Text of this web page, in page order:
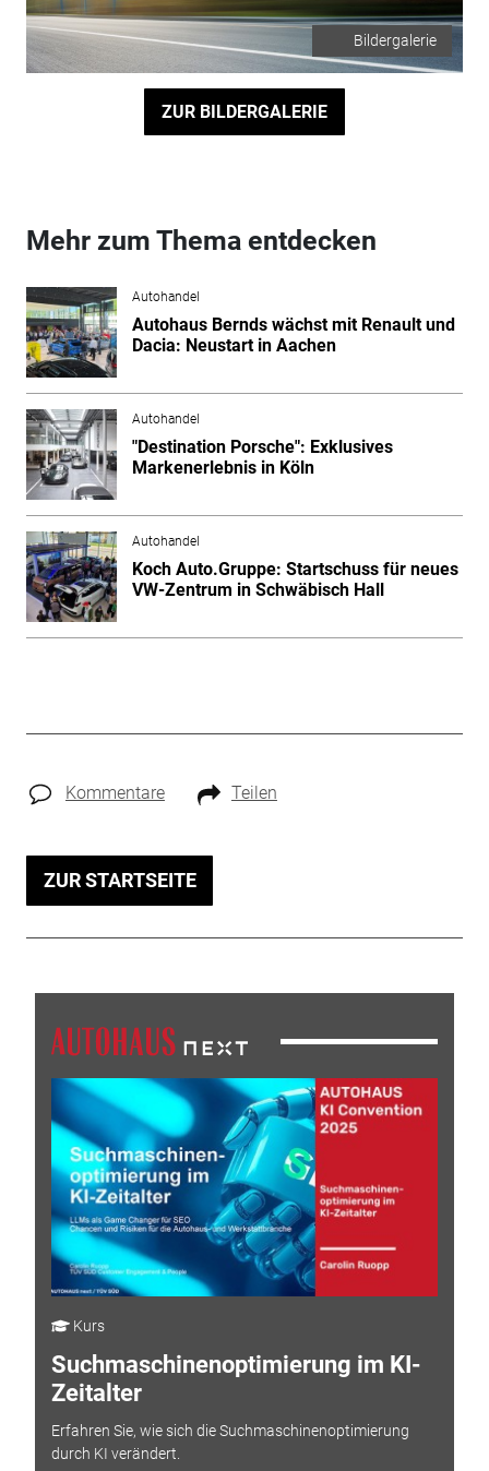
Bildergalerie
ZUR BILDERGALERIE
Mehr zum Thema entdecken
Autohandel
Autohaus Bernds wächst mit Renault und
Dacia: Neustart in Aachen
Autohandel
"Destination Porsche": Exklusives
Markenerlebnis in Köln
Autohandel
Koch Auto.Gruppe: Startschuss für neues
VW-Zentrum in Schwäbisch Hall
Kommentare Teilen
ZUR STARTSEITE
Kurs
Suchmaschinenoptimierung im KI-
Zeitalter
Erfahren Sie, wie sich die Suchmaschinenoptimierung
durch KI verändert.